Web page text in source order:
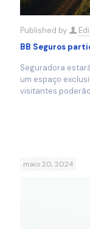
Published by
BB Seguros
Seguradora
um espaço
visitantes
maio 20, 2024